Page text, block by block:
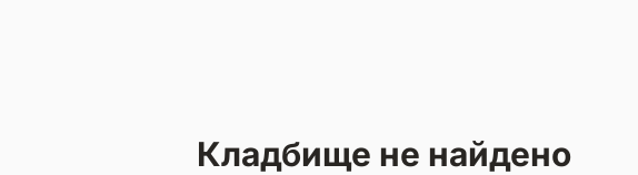
Кладбище не найдено